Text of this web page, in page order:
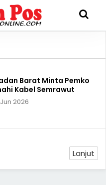
Barat Minta Pemko
Kabel Semrawut
2026
Lanjut